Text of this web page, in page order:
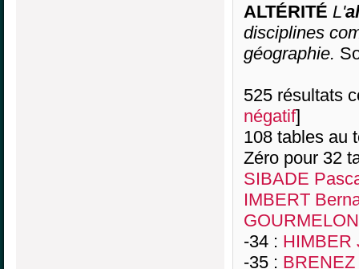
ALTÉRITÉ L'
disciplines
géographie.
525 résultats
négatif]
108 tables au
Zéro pour 32
SIBADE
IMBERT
-34 : HIMBER
-35 : BRENEZ